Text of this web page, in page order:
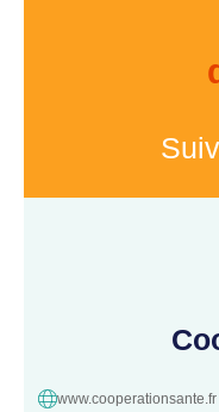
www.cooperationsante.fr